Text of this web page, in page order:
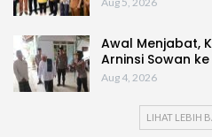
Awal Menjabat,
Arninsi Sowan
Aug 4, 2026
LIHAT LEBIH